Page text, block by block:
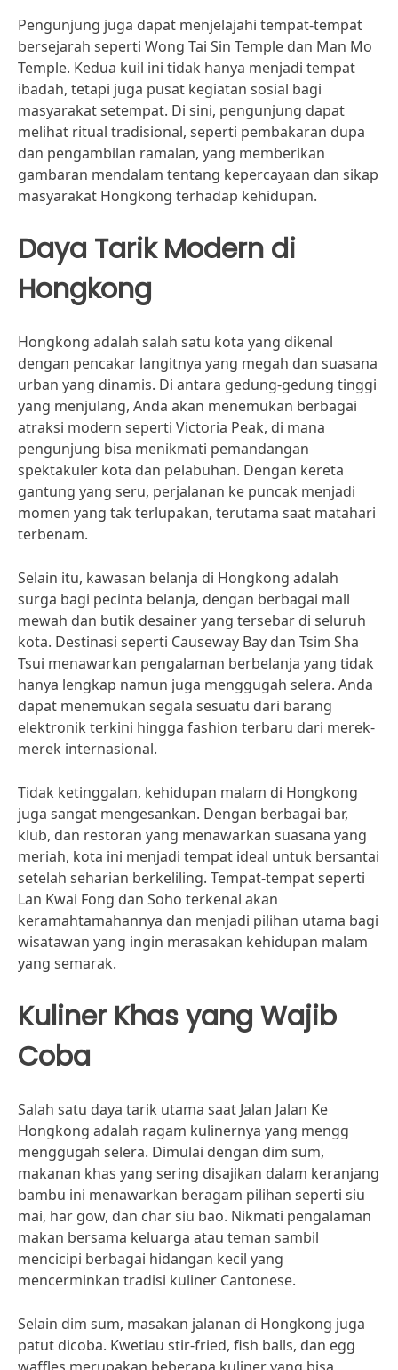
Pengunjung juga dapat menjelajahi tempat-tempat
bersejarah seperti Wong Tai Sin Temple dan Man Mo
Temple. Kedua kuil ini tidak hanya menjadi tempat
ibadah, tetapi juga pusat kegiatan sosial bagi
masyarakat setempat. Di sini, pengunjung dapat
melihat ritual tradisional, seperti pembakaran dupa
dan pengambilan ramalan, yang memberikan
gambaran mendalam tentang kepercayaan dan sikap
masyarakat Hongkong terhadap kehidupan.
Daya Tarik Modern di
Hongkong
Hongkong adalah salah satu kota yang dikenal
dengan pencakar langitnya yang megah dan suasana
urban yang dinamis. Di antara gedung-gedung tinggi
yang menjulang, Anda akan menemukan berbagai
atraksi modern seperti Victoria Peak, di mana
pengunjung bisa menikmati pemandangan
spektakuler kota dan pelabuhan. Dengan kereta
gantung yang seru, perjalanan ke puncak menjadi
momen yang tak terlupakan, terutama saat matahari
terbenam.
Selain itu, kawasan belanja di Hongkong adalah
surga bagi pecinta belanja, dengan berbagai mall
mewah dan butik desainer yang tersebar di seluruh
kota. Destinasi seperti Causeway Bay dan Tsim Sha
Tsui menawarkan pengalaman berbelanja yang tidak
hanya lengkap namun juga menggugah selera. Anda
dapat menemukan segala sesuatu dari barang
elektronik terkini hingga fashion terbaru dari merek-
merek internasional.
Tidak ketinggalan, kehidupan malam di Hongkong
juga sangat mengesankan. Dengan berbagai bar,
klub, dan restoran yang menawarkan suasana yang
meriah, kota ini menjadi tempat ideal untuk bersantai
setelah seharian berkeliling. Tempat-tempat seperti
Lan Kwai Fong dan Soho terkenal akan
keramahtamahannya dan menjadi pilihan utama bagi
wisatawan yang ingin merasakan kehidupan malam
yang semarak.
Kuliner Khas yang Wajib
Coba
Salah satu daya tarik utama saat Jalan Jalan Ke
Hongkong adalah ragam kulinernya yang mengg
menggugah selera. Dimulai dengan dim sum,
makanan khas yang sering disajikan dalam keranjang
bambu ini menawarkan beragam pilihan seperti siu
mai, har gow, dan char siu bao. Nikmati pengalaman
makan bersama keluarga atau teman sambil
mencicipi berbagai hidangan kecil yang
mencerminkan tradisi kuliner Cantonese.
Selain dim sum, masakan jalanan di Hongkong juga
patut dicoba. Kwetiau stir-fried, fish balls, dan egg